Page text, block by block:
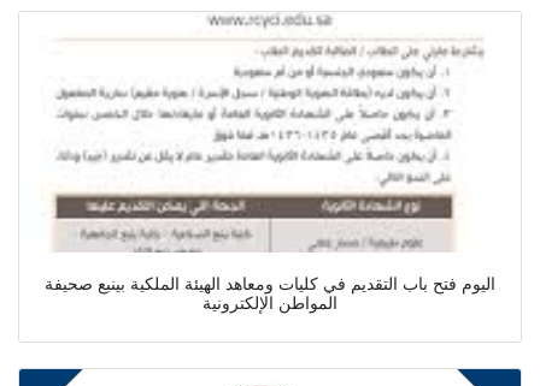
اليوم فتح باب التقديم في كليات ومعاهد الهيئة الملكية بينبع صحيفة
المواطن الإلكترونية